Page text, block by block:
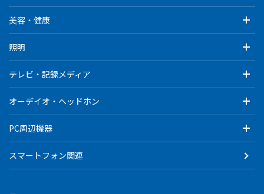
美容・健康
照明
テレビ・記録メディア
オーデイオ・ヘッドホン
PC周辺機器
スマートフォン関連